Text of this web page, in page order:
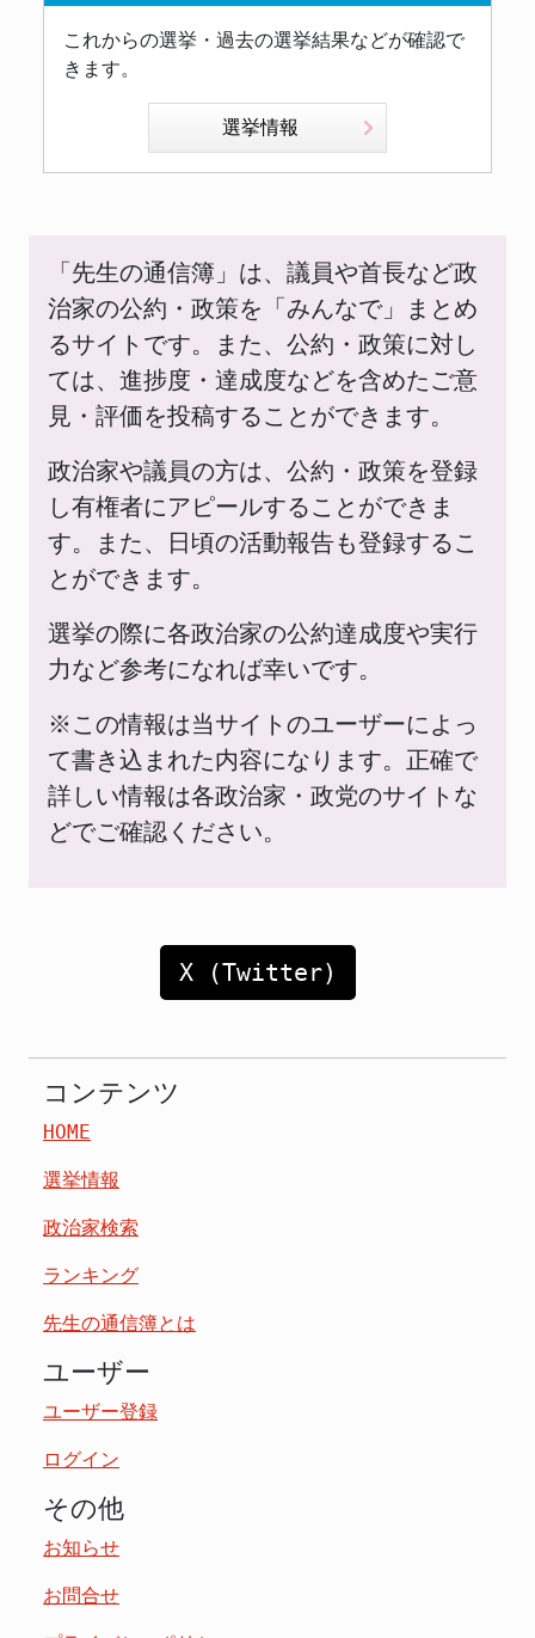
これからの選挙・過去の選挙結果などが確認で
きます。
選挙情報
「先生の通信簿」は、議員や首長など政
治家の公約・政策を「みんなで」まとめ
るサイトです。また、公約・政策に対し
ては、進捗度・達成度などを含めたご意
見・評価を投稿することができます。
政治家や議員の方は、公約・政策を登録
し有権者にアピールすることができま
す。また、日頃の活動報告も登録するこ
とができます。
選挙の際に各政治家の公約達成度や実行
力など参考になれば幸いです。
※この情報は当サイトのユーザーによっ
て書き込まれた内容になります。正確で
詳しい情報は各政治家・政党のサイトな
どでご確認ください。
X (Twitter)
コンテンツ
HOME
選挙情報
政治家検索
ランキング
先生の通信簿とは
ユーザー
ユーザー登録
ログイン
その他
お知らせ
お問合せ